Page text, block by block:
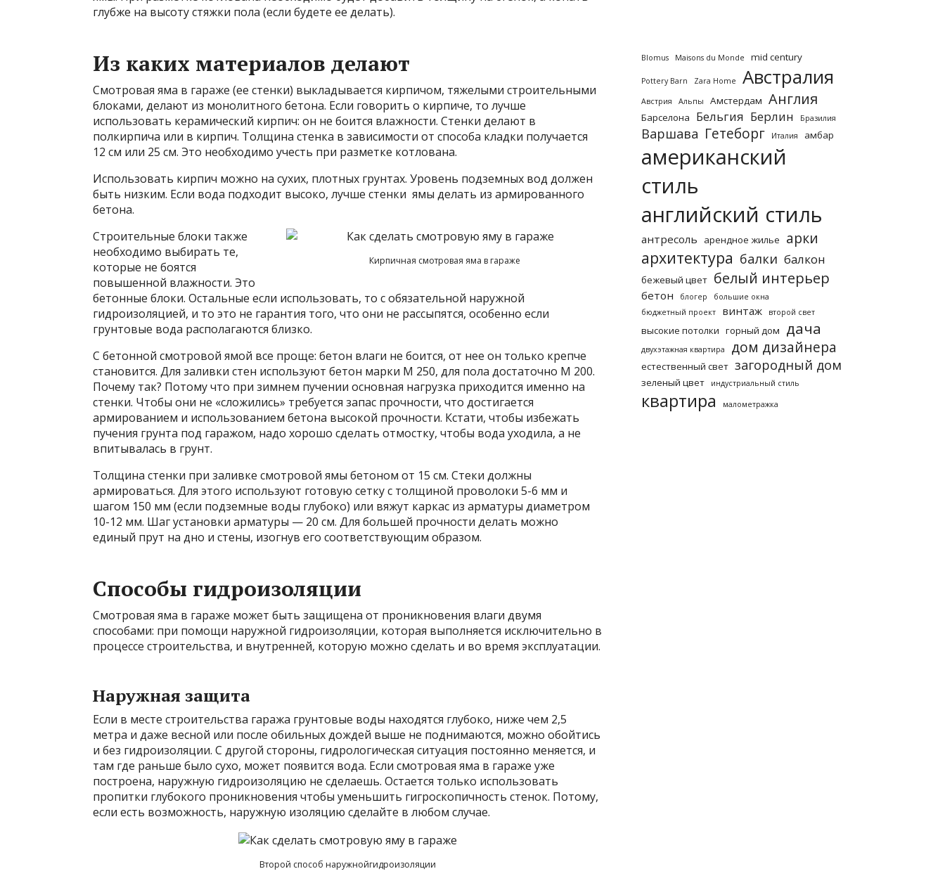
глубже на высоту стяжки пола (если будете ее делать).
Из каких материалов делают
Смотровая яма в гараже (ее стенки) выкладывается кирпичом, тяжелыми строительными
блоками, делают из монолитного бетона. Если говорить о кирпиче, то лучше
использовать керамический кирпич: он не боится влажности. Стенки делают в
полкирпича или в кирпич. Толщина стенка в зависимости от способа кладки получается
12 см или 25 см. Это необходимо учесть при разметке котлована.
Использовать кирпич можно на сухих, плотных грунтах. Уровень подземных вод должен
быть низким. Если вода подходит высоко, лучше стенки ямы делать из армированного
бетона.
Кирпичная смотровая яма в гараже
Строительные блоки также
необходимо выбирать те,
которые не боятся
повышенной влажности. Это
бетонные блоки. Остальные если использовать, то с обязательной наружной
гидроизоляцией, и то это не гарантия того, что они не рассыпятся, особенно если
грунтовые вода располагаются близко.
С бетонной смотровой ямой все проще: бетон влаги не боится, от нее он только крепче
становится. Для заливки стен используют бетон марки М 250, для пола достаточно М 200.
Почему так? Потому что при зимнем пучении основная нагрузка приходится именно на
стенки. Чтобы они не «сложились» требуется запас прочности, что достигается
армированием и использованием бетона высокой прочности. Кстати, чтобы избежать
пучения грунта под гаражом, надо хорошо сделать отмостку, чтобы вода уходила, а не
впитывалась в грунт.
Толщина стенки при заливке смотровой ямы бетоном от 15 см. Стеки должны
армироваться. Для этого используют готовую сетку с толщиной проволоки 5-6 мм и
шагом 150 мм (если подземные воды глубоко) или вяжут каркас из арматуры диаметром
10-12 мм. Шаг установки арматуры — 20 см. Для большей прочности делать можно
единый прут на дно и стены, изогнув его соответствующим образом.
Способы гидроизоляции
Смотровая яма в гараже может быть защищена от проникновения влаги двумя
способами: при помощи наружной гидроизоляции, которая выполняется исключительно в
процессе строительства, и внутренней, которую можно сделать и во время эксплуатации.
Наружная защита
Если в месте строительства гаража грунтовые воды находятся глубоко, ниже чем 2,5
метра и даже весной или после обильных дождей выше не поднимаются, можно обойтись
и без гидроизоляции. С другой стороны, гидрологическая ситуация постоянно меняется, и
там где раньше было сухо, может появится вода. Если смотровая яма в гараже уже
построена, наружную гидроизоляцию не сделаешь. Остается только использовать
пропитки глубокого проникновения чтобы уменьшить гигроскопичность стенок. Потому,
если есть возможность, наружную изоляцию сделайте в любом случае.
Второй способ наружнойгидроизоляции
Blomus Maisons du Monde mid century
Pottery Barn Zara Home Австралия
Австрия Альпы Амстердам Англия
Барселона Бельгия Берлин Бразилия
Варшава Гетеборг Италия амбар
американский
стиль
английский стиль
антресоль арендное жилье арки
архитектура балки балкон
бежевый цвет белый интерьер
бетон блогер
большие окна
бюджетный проект
винтаж второй свет
высокие потолки горный дом дача
двухэтажная квартира дом дизайнера
естественный свет загородный дом
зеленый цвет индустриальный стиль
квартира малометражка